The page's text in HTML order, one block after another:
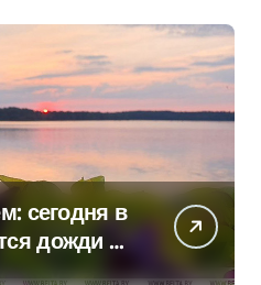
сегодня в
дожди и